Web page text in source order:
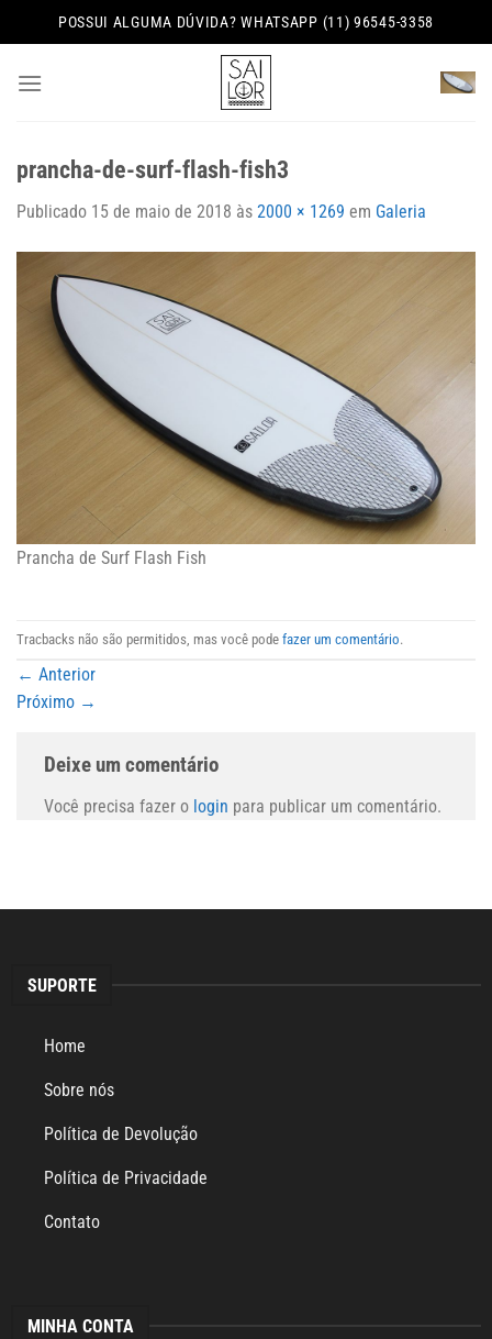
to
POSSUI ALGUMA DÚVIDA? WHATSAPP (11) 96545-3358
prancha-de-surf-flash-fish3
Publicado 15 de maio de 2018 às 2000 × 1269 em Galeria
Prancha de Surf Flash Fish
Tracbacks não são permitidos, mas você pode fazer um comentário.
← Anterior
Próximo →
Deixe um comentário
Você precisa fazer o login para publicar um comentário.
SUPORTE
Home
Sobre nós
Política de Devolução
Política de Privacidade
Contato
MINHA CONTA